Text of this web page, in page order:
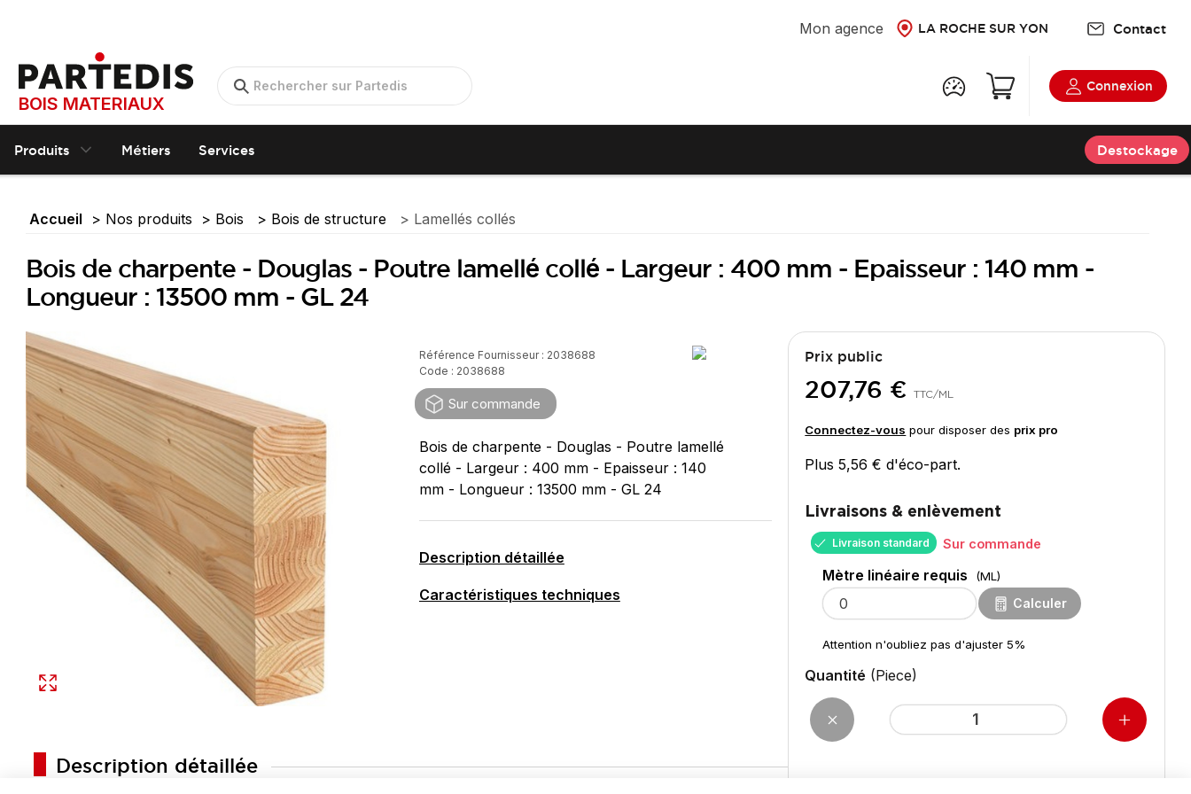
Mon agence LA ROCHE SUR YON Contact
BOIS MATERIAUX
Connexion
Produits Métiers Services Destockage
Accueil Nos produits Bois Bois de structure Lamellés collés
Bois de charpente - Douglas - Poutre lamellé collé - Largeur : 400 mm - Epaisseur : 140 mm -
Longueur : 13500 mm - GL 24
Référence Fournisseur : 2038688
Code : 2038688
Sur commande
Bois de charpente - Douglas - Poutre lamellé
collé - Largeur : 400 mm - Epaisseur : 140
mm - Longueur : 13500 mm - GL 24
Description détaillée
Caractéristiques techniques
Description détaillée
Prix public
207,76 € TTC/ML
Connectez-vous pour disposer des prix pro
Plus 5,56 € d'éco-part.
Livraisons & enlèvement
Livraison standard Sur commande
Mètre linéaire requis (ML)
Calculer
Attention n'oubliez pas d'ajuster 5%
Quantité (Piece)